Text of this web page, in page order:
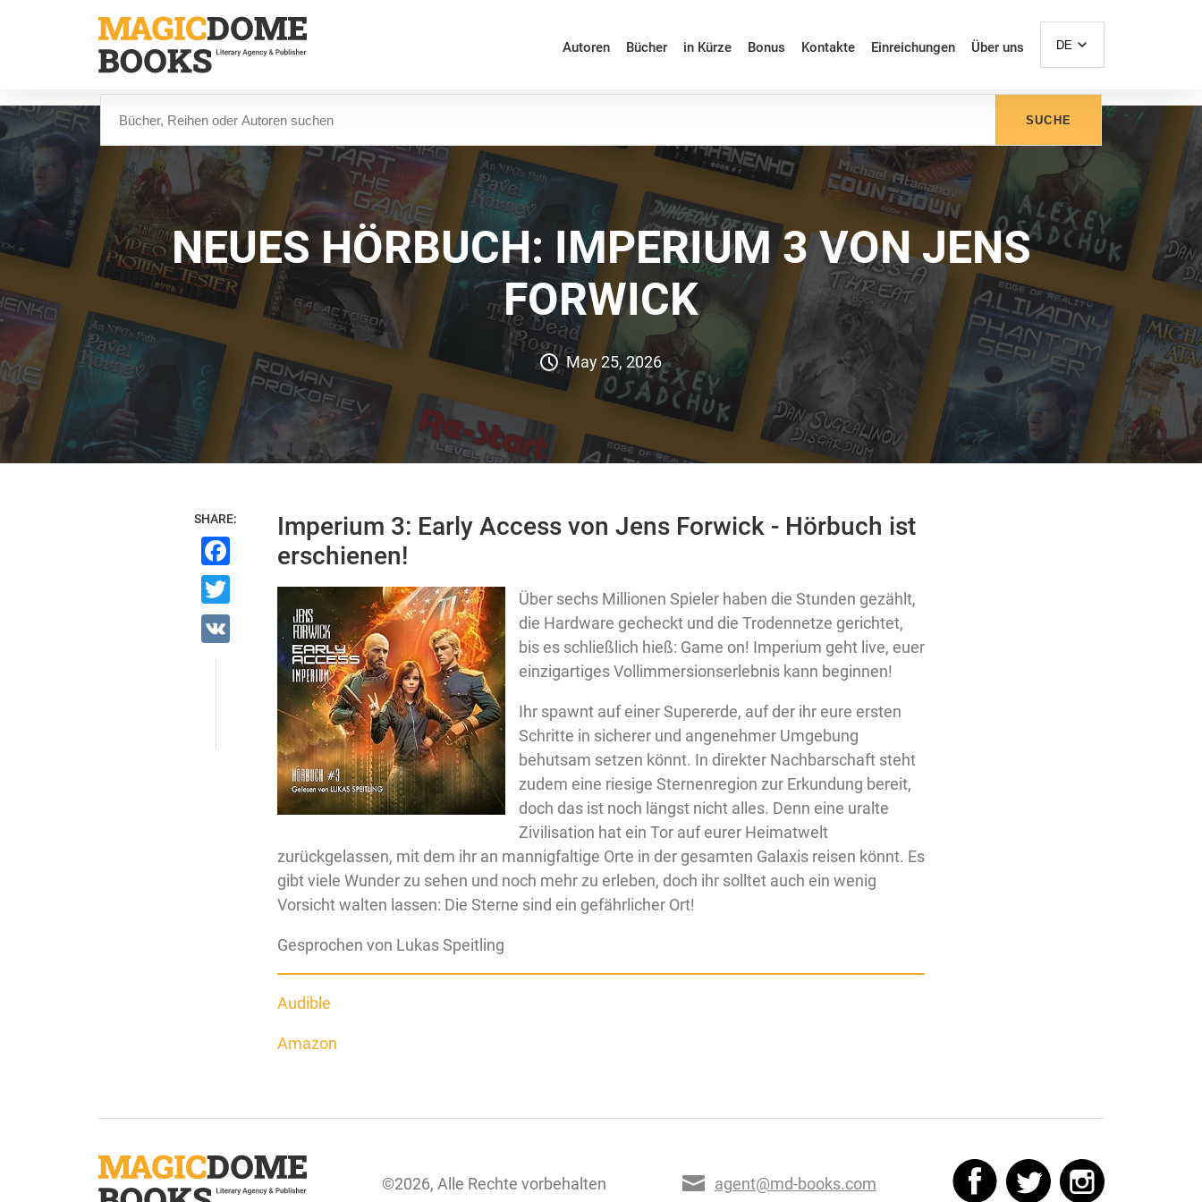
Autoren Bücher in Kürze Bonus Kontakte Einreichungen Über uns DE
SUCHE
NEUES HÖRBUCH: IMPERIUM 3 VON JENS
FORWICK
May 25, 2026
Imperium 3: Early Access von Jens Forwick - Hörbuch ist
erschienen!
Über sechs Millionen Spieler haben die Stunden gezählt,
die Hardware gecheckt und die Trodennetze gerichtet,
bis es schließlich hieß: Game on! Imperium geht live, euer
einzigartiges Vollimmersionserlebnis kann beginnen!
Ihr spawnt auf einer Supererde, auf der ihr eure ersten
Schritte in sicherer und angenehmer Umgebung
behutsam setzen könnt. In direkter Nachbarschaft steht
zudem eine riesige Sternenregion zur Erkundung bereit,
doch das ist noch längst nicht alles. Denn eine uralte
Zivilisation hat ein Tor auf eurer Heimatwelt
zurückgelassen, mit dem ihr an mannigfaltige Orte in der gesamten Galaxis reisen könnt. Es
gibt viele Wunder zu sehen und noch mehr zu erleben, doch ihr solltet auch ein wenig
Vorsicht walten lassen: Die Sterne sind ein gefährlicher Ort!
Gesprochen von Lukas Speitling
Audible
Amazon
SHARE:
Facebook
Twitter
©2026, Alle Rechte vorbehalten agent@md-books.com